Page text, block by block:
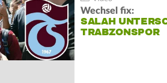
Wechsel fix:
SALAH
TRABZONSPOR